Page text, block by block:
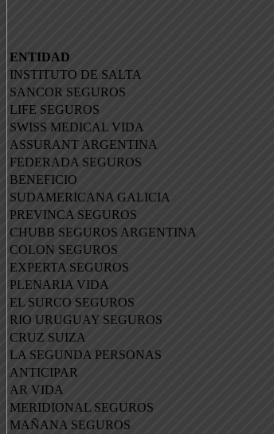
ENTIDAD
INSTITUTO DE SALTA
SANCOR SEGUROS
LIFE SEGUROS
SWISS MEDICAL VIDA
ASSURANT ARGENTINA
FEDERADA SEGUROS
BENEFICIO
SUDAMERICANA GALICIA
PREVINCA SEGUROS
CHUBB SEGUROS ARGENTINA
COLON SEGUROS
EXPERTA SEGUROS
PLENARIA VIDA
EL SURCO SEGUROS
RIO URUGUAY SEGUROS
CRUZ SUIZA
LA SEGUNDA PERSONAS
ANTICIPAR
AR VIDA
MERIDIONAL SEGUROS
MAÑANA SEGUROS